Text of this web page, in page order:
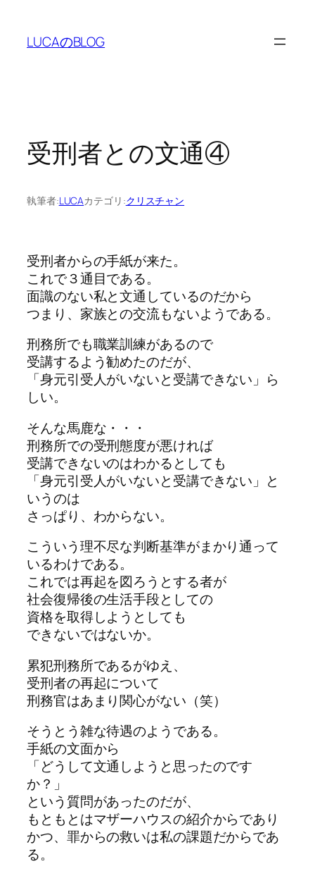
LUCAのBLOG
受刑者との文通④
執筆者:LUCAカテゴリ:クリスチャン
受刑者からの手紙が来た。
これで３通目である。
面識のない私と文通しているのだから
つまり、家族との交流もないようである。
刑務所でも職業訓練があるので
受講するよう勧めたのだが、
「身元引受人がいないと受講できない」ら
しい。
そんな馬鹿な・・・
刑務所での受刑態度が悪ければ
受講できないのはわかるとしても
「身元引受人がいないと受講できない」と
いうのは
さっぱり、わからない。
こういう理不尽な判断基準がまかり通って
いるわけである。
これでは再起を図ろうとする者が
社会復帰後の生活手段としての
資格を取得しようとしても
できないではないか。
累犯刑務所であるがゆえ、
受刑者の再起について
刑務官はあまり関心がない（笑）
そうとう雑な待遇のようである。
手紙の文面から
「どうして文通しようと思ったのです
か？」
という質問があったのだが、
もともとはマザーハウスの紹介からであり
かつ、罪からの救いは私の課題だからであ
る。